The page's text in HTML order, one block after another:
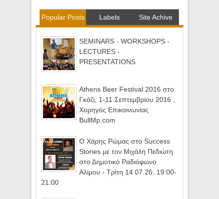
Popular Posts Labels Site Achive
SEMINARS - WORKSHOPS -
LECTURES -
PRESENTATIONS
Athens Beer Festival 2016 στο
Γκάζι, 1-11 Σεπτεμβρίου 2016 ,
Χορηγός Επικοινωνίας
BullMp.com
Ο Χάρης Ρώμας στο Success
Stories με τον Μιχάλη Πεδιώτη
στο Δημοτικό Ραδιόφωνο
Αλίμου - Τρίτη 14.07.26, 19:00-
21:00